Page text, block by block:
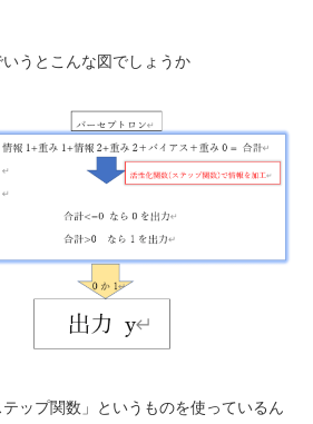
うとこんな図でしょうか
ップ関数」というものを使っているん